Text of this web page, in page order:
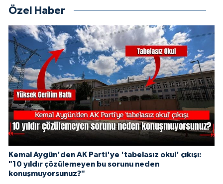
Özel Haber
Kemal Aygün'den AK Parti'ye 'tabelasız okul' çıkışı:
"10 yıldır çözülemeyen bu sorunu neden
konuşmuyorsunuz?"